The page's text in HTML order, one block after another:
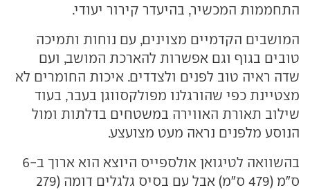
התחממות המכשיר, בהיעדר קירור יעודי.
המושבים הקדמיים מצוינים, עם נוחות ותמיכה
טובים בגוף וגם אפשרות להארכת המושב, ועם
שדה ראיה טוב לפנים ולצדדים. איכות החומרים לא
מצטיינת כפי שהורגלנו מפולקסווגן בעבר, בעוד
שילוב תאורת האווירה במשטחים בדלתות ומול
הנוסע מלפנים נראה מעט מצועצע.
בהשוואה לטיגואן אולספייס היוצא הוא ארוך ב-6
ס"מ (479 ס"מ) אבל עם בסיס גלגלים דומה (279